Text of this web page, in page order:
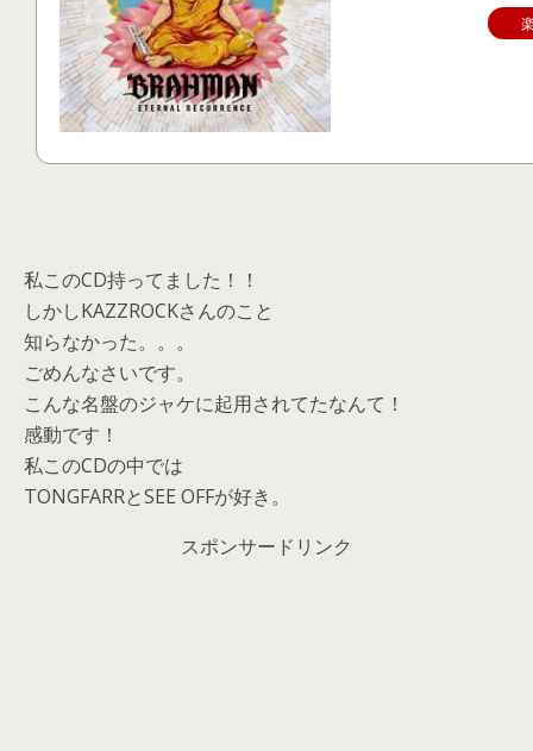
私このCD持ってました！！
しかしKAZZROCKさんのこと
知らなかった。。。
ごめんなさいです。
こんな名盤のジャケに起用されてたなんて！
感動です！
私このCDの中では
TONGFARRとSEE OFFが好き。
スポンサードリンク